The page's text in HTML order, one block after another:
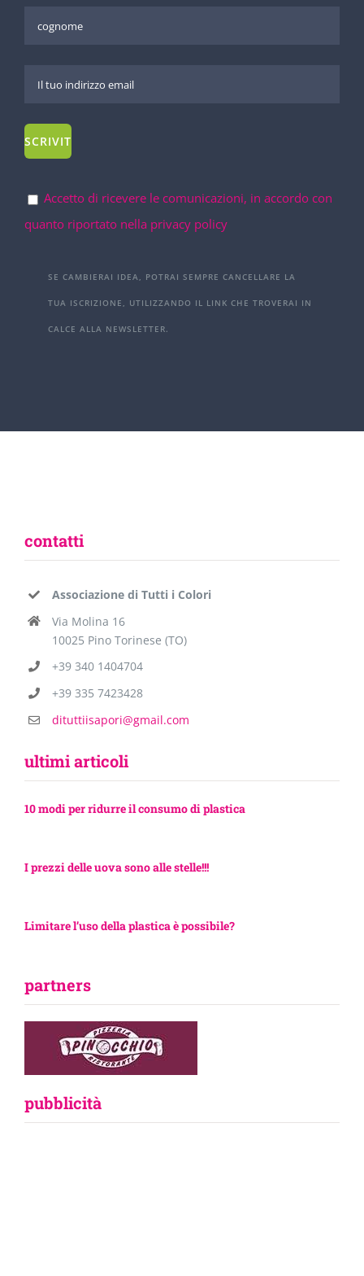
Accetto di ricevere le comunicazioni, in accordo con
quanto riportato nella privacy policy
SE CAMBIERAI IDEA, POTRAI SEMPRE CANCELLARE LA
TUA ISCRIZIONE, UTILIZZANDO IL LINK CHE TROVERAI IN
CALCE ALLA NEWSLETTER.
contatti
Associazione di Tutti i Colori
Via Molina 16
10025 Pino Torinese (TO)
+39 340 1404704
+39 335 7423428
dituttiisapori@gmail.com
ultimi articoli
10 modi per ridurre il consumo di plastica
I prezzi delle uova sono alle stelle!!!
Limitare l’uso della plastica è possibile?
partners
pubblicità